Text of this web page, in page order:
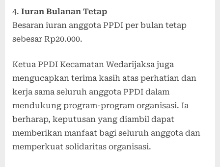
Iuran Bulanan Tetap
Besaran iuran anggota PPDI per bulan tetap
sebesar Rp20.000.
Ketua PPDI Kecamatan Wedarijaksa juga
mengucapkan terima kasih atas perhatian dan
kerja sama seluruh anggota PPDI dalam
mendukung program-program organisasi. Ia
berharap, keputusan yang diambil dapat
memberikan manfaat bagi seluruh anggota dan
memperkuat solidaritas organisasi.